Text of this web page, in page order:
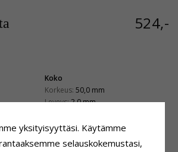
524,-
Kultaa
Koko
Korkeus: 50,0 mm
Leveys:2,0 mm
Toimitusaika
Toimitusaika: 4-5 Arkipäivä
yksityisyyttäsi. Käytämme
selauskokemustasi,